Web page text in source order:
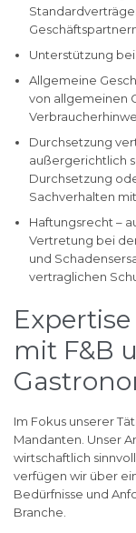
Unterstützung
Allgemeine
von allgemeinen
Durchsetzung
außergerichtlich
Durchsetzung
Sachverhalten
Haftungsrecht –
Vertretung bei
und
vertraglichen
mit F&B
Im Fokus unserer
Mandanten. Unser
wirtschaftlich
verfügen wir über
Bedürfnisse und
Branche.